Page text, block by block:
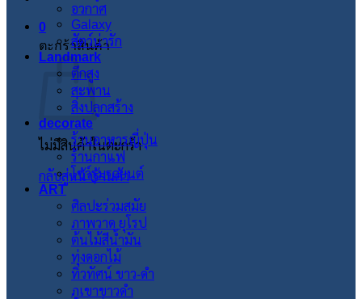
0
ตะกร้าสินค้า
ไม่มีสินค้าในตะกร้า
กลับสู่หน้าร้านค้า
อวกาศ
Galaxy
สัตว์น่ารัก
Landmark
ตึกสูง
สะพาน
สิ่งปลูกสร้าง
decorate
ร้านอาหารญี่ปุ่น
ร้านกาแฟ
โชว์รูมรถยนต์
ART
ศิลปะร่วมสมัย
ภาพวาด ยุโรป
ต้นไม้สีน้ำมัน
ทุ่งดอกไม้
ทิวทัศน์ ขาว-ดำ
ภูเขาขาวดำ